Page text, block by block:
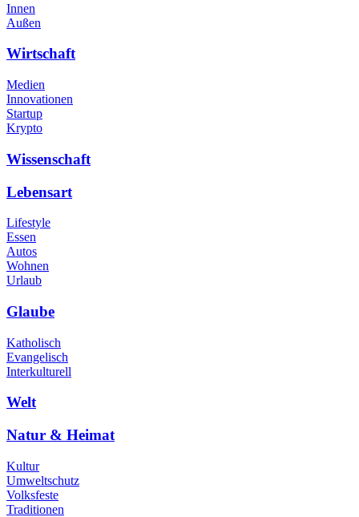
Innen
Außen
Wirtschaft
Medien
Innovationen
Startup
Krypto
Wissenschaft
Lebensart
Lifestyle
Essen
Autos
Wohnen
Urlaub
Glaube
Katholisch
Evangelisch
Interkulturell
Welt
Natur & Heimat
Kultur
Umweltschutz
Volksfeste
Traditionen